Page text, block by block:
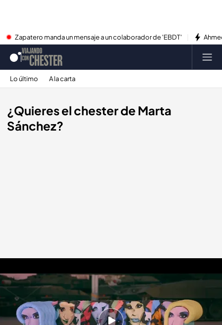
Zapatero manda un mensaje a un colaborador de 'EBDT'
Lo último A la carta
¿Quieres el chester de Marta
Sánchez?
cuatro.com
21 DIC 2014 - 23:30h.
Compartir